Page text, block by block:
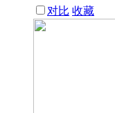
对比 收藏